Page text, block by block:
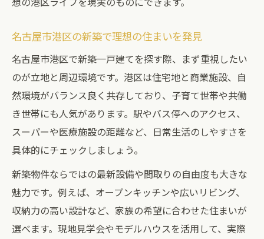
通勤通学に便利な新築物件の選び方のコツ
月々支払いシミュレーションの進め方完全解説
新築一戸建ての月々支払いを正しく把握す
名古屋市港区で新築購入時の資金計画の立
て方
新築物件購入でシミュレーションが必要な
理由
新築一戸建ての支払額を比較するポイント
無理のない新築購入を叶える支払い計画術
賃貸や中古と新築一戸建ての違いを考える
新築一戸建てと賃貸の違いを徹底比較
名古屋市港区の新築で理想の住まいを発見
名古屋市港区で新築一戸建てを探す際、まず重視したい
のが立地と周辺環境です。港区は住宅地と商業施設、自
然環境がバランス良く共存しており、子育て世帯や共働
き世帯にも人気があります。駅やバス停へのアクセス、
スーパーや医療施設の距離など、日常生活のしやすさを
具体的にチェックしましょう。
新築物件ならではの最新設備や間取りの自由度も大きな
魅力です。例えば、オープンキッチンや広いリビング、
収納力の高い設計など、家族の希望に合わせた住まいが
選べます。現地見学会やモデルハウスを活用して、実際